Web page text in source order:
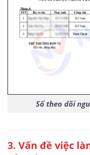
Sổ theo dõi
3. Vấn đề việc